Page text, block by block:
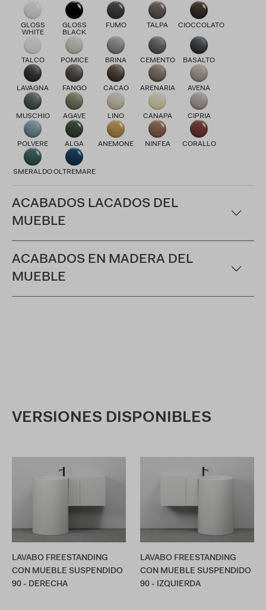
GLOSS
WHITE
GLOSS
BLACK
FUMO TALPA CIOCCOLATO
TALCO POMICE BRINA CEMENTO BASALTO
LAVAGNA FANGO CACAO ARENARIA AVENA
MUSCHIO AGAVE LINO CANAPA CIPRIA
POLVERE ALGA ANEMONE NINFEA CORALLO
SMERALDOOLTREMARE
ACABADOS LACADOS DEL
MUEBLE
ACABADOS EN MADERA DEL
MUEBLE
VERSIONES DISPONIBLES
LAVABO FREESTANDING
CON MUEBLE SUSPENDIDO
90 - DERECHA
LAVABO FREESTANDING
CON MUEBLE SUSPENDIDO
90 - IZQUIERDA